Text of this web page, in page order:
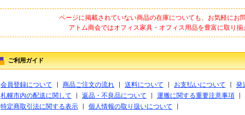
ページに掲載されていない商品の在庫についても、お気軽にお
アトム商会ではオフィス家具・オフィス用品を豊富に取り揃
ご利用ガイド
会員登録について 商品ご注文の流れ 送料について お支払いについて
発
札幌市内の配送に関して
返品・不良品について 運搬に関する重要注意事項
特定商取引法に関する表示
個人情報の取り扱いについて